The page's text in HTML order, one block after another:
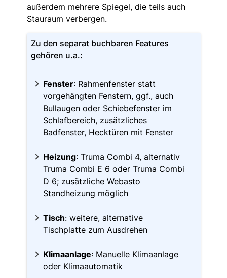
außerdem mehrere Spiegel, die teils auch
Stauraum verbergen.
Zu den separat buchbaren Features
gehören u.a.:
Fenster: Rahmenfenster statt
vorgehängten Fenstern, ggf., auch
Bullaugen oder Schiebefenster im
Schlafbereich, zusätzliches
Badfenster, Hecktüren mit Fenster
Heizung: Truma Combi 4, alternativ
Truma Combi E 6 oder Truma Combi
D 6; zusätzliche Webasto
Standheizung möglich
Tisch: weitere, alternative
Tischplatte zum Ausdrehen
Klimaanlage: Manuelle Klimaanlage
oder Klimaautomatik